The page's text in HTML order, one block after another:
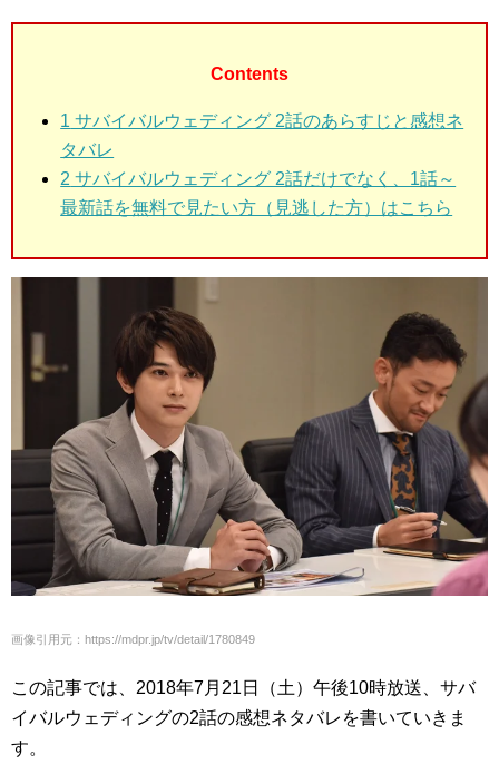
Contents
1 サバイバルウェディング 2話のあらすじと感想ネ
タバレ
2 サバイバルウェディング 2話だけでなく、1話～
最新話を無料で見たい方（見逃した方）はこちら
画像引用元：https://mdpr.jp/tv/detail/1780849
この記事では、2018年7月21日（土）午後10時放送、サバ
イバルウェディングの2話の感想ネタバレを書いていきま
す。